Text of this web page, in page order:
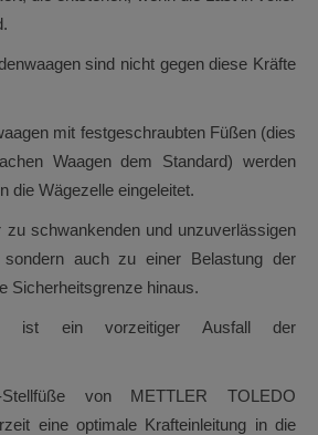
sind nicht gegen diese Kräfte
mit festgeschraubten Füßen (dies
Waagen dem Standard) werden
die Wägezelle eingeleitet.
zu schwankenden und unzuverlässigen
sondern auch zu einer Belastung der
Sicherheitsgrenze hinaus.
ist ein vorzeitiger Ausfall der
Stellfüße von METTLER TOLEDO
eine optimale Krafteinleitung in die